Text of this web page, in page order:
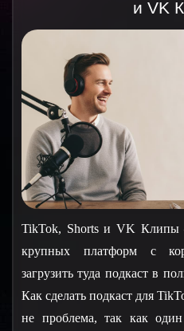
и VK
TikTok, Shorts и VK Клипы
крупных платформ с
загрузить туда подкаст в
Как сделать подкаст для
не проблема, так как